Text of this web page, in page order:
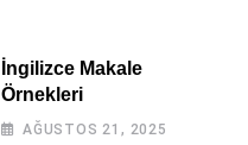
İngilizce Makale
Örnekleri
AĞUSTOS 21, 2025